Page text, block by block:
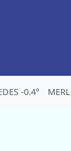
-0.4°